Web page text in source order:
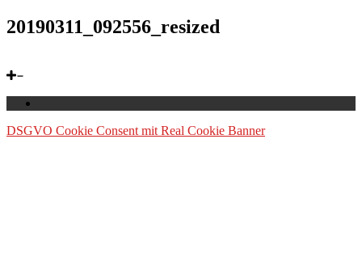
20190311_092556_resized
DSGVO Cookie Consent mit Real Cookie Banner